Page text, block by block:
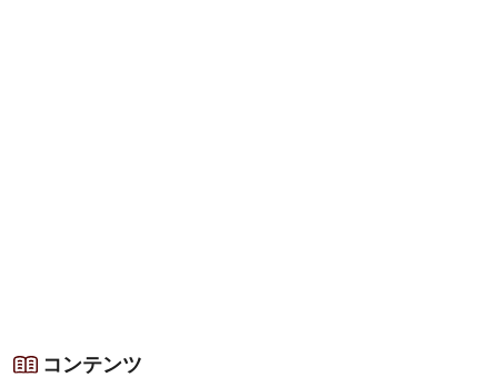
コンテンツ